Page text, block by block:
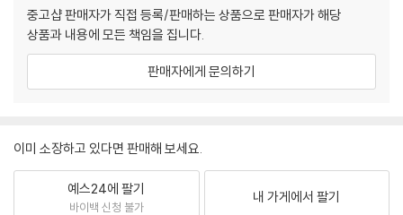
중고샵 판매자가 직접 등록/판매하는 상품으로 판매자가 해당
상품과 내용에 모든 책임을 집니다.
판매자에게 문의하기
이미 소장하고 있다면 판매해 보세요.
예스24에 팔기
바이백 신청 불가
내 가게에서 팔기